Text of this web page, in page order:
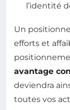
l’identité
Un
efforts et
avantage
deviendra
toutes vos